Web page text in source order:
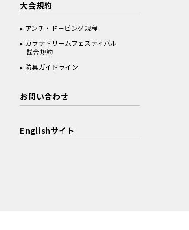
大会規約
アンチ・ドーピング規程
カラテドリームフェスティバル
試合規約
防具ガイドライン
お問い合わせ
Englishサイト